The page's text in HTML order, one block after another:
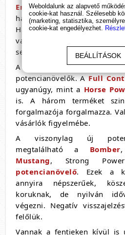
Eroton potencianövelő.
hasonló eladási
Hatásukról sok visszajelzés
valamiért veszik. Nagyon
sem. Tehát az utolsók a 10-
A tizes lista után is van
potencianövelők. AFull
ugyanúgy, mint a Horse
is. A három terméket
forgalmazója forgalmazza.
vásárlók figyelmébe.
A viszonylag új
megtalálható a Bomber
Mustang, Strong
potencianövelő. Ezek a
annyira népszerűek,
koruknak, de nyilván
végezni. Negatív
felőlük.
Vannak a fentieken kívül is
Weboldalunk az alapvető
cookie-kat használ. Szélesebb
(marketing, statisztika,
cookie-kat engedélyezhet.
BEÁLLÍTÁSOK